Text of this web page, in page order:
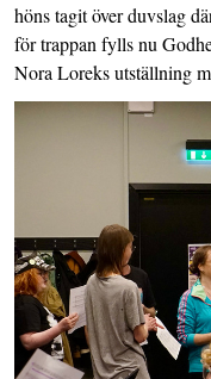
höns tagit över duvslag
för trappan fylls nu
Nora Loreks utställning